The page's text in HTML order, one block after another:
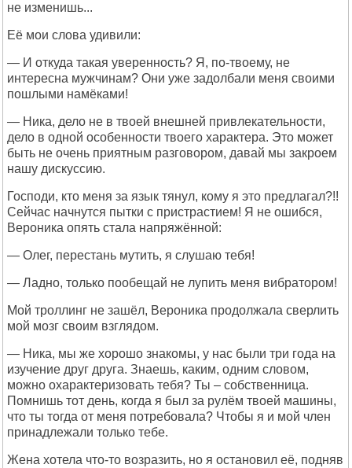
не изменишь...
Её мои слова удивили:
— И откуда такая уверенность? Я, по-твоему, не
интересна мужчинам? Они уже задолбали меня своими
пошлыми намёками!
— Ника, дело не в твоей внешней привлекательности,
дело в одной особенности твоего характера. Это может
быть не очень приятным разговором, давай мы закроем
нашу дискуссию.
Господи, кто меня за язык тянул, кому я это предлагал?!!
Сейчас начнутся пытки с пристрастием! Я не ошибся,
Вероника опять стала напряжённой:
— Олег, перестань мутить, я слушаю тебя!
— Ладно, только пообещай не лупить меня вибратором!
Мой троллинг не зашёл, Вероника продолжала сверлить
мой мозг своим взглядом.
— Ника, мы же хорошо знакомы, у нас были три года на
изучение друг друга. Знаешь, каким, одним словом,
можно охарактеризовать тебя? Ты – собственница.
Помнишь тот день, когда я был за рулём твоей машины,
что ты тогда от меня потребовала? Чтобы я и мой член
принадлежали только тебе.
Жена хотела что-то возразить, но я остановил её, подняв